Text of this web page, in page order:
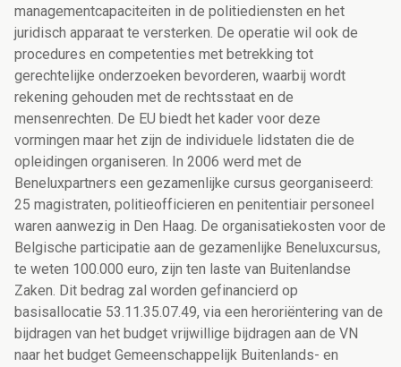
managementcapaciteiten in de politiediensten en het
juridisch apparaat te versterken. De operatie wil ook de
procedures en competenties met betrekking tot
gerechtelijke onderzoeken bevorderen, waarbij wordt
rekening gehouden met de rechtsstaat en de
mensenrechten. De EU biedt het kader voor deze
vormingen maar het zijn de individuele lidstaten die de
opleidingen organiseren. In 2006 werd met de
Beneluxpartners een gezamenlijke cursus georganiseerd:
25 magistraten, politieofficieren en penitentiair personeel
waren aanwezig in Den Haag. De organisatiekosten voor de
Belgische participatie aan de gezamenlijke Beneluxcursus,
te weten 100.000 euro, zijn ten laste van Buitenlandse
Zaken. Dit bedrag zal worden gefinancierd op
basisallocatie 53.11.35.07.49, via een heroriëntering van de
bijdragen van het budget vrijwillige bijdragen aan de VN
naar het budget Gemeenschappelijk Buitenlands- en